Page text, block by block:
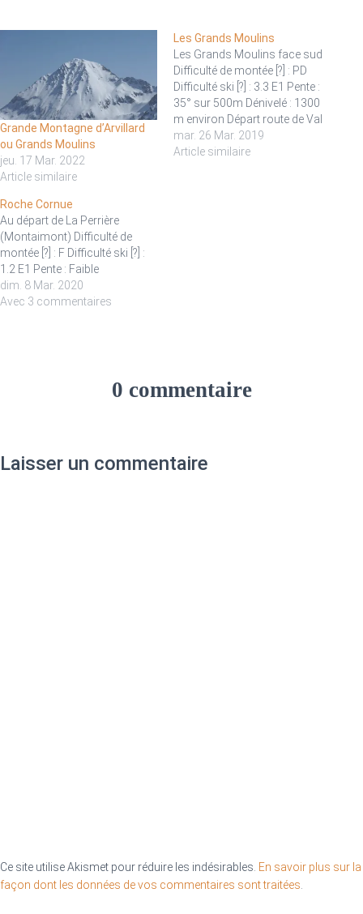
Grande Montagne d’Arvillard
ou Grands Moulins
jeu. 17 Mar. 2022
Article similaire
Les Grands Moulins
Les Grands Moulins face sud
Difficulté de montée [?] : PD
Difficulté ski [?] : 3.3 E1 Pente :
35° sur 500m Dénivelé : 1300
m environ Départ route de Val
Pelouse (vers 1200 m)
Descriptif sur skitour.fr
mar. 26 Mar. 2019
Article similaire
Roche Cornue
Au départ de La Perrière
(Montaimont) Difficulté de
montée [?] : F Difficulté ski [?] :
1.2 E1 Pente : Faible
dim. 8 Mar. 2020
Avec 3 commentaires
0 commentaire
Laisser un commentaire
Ce site utilise Akismet pour réduire les indésirables. En savoir plus sur la
façon dont les données de vos commentaires sont traitées